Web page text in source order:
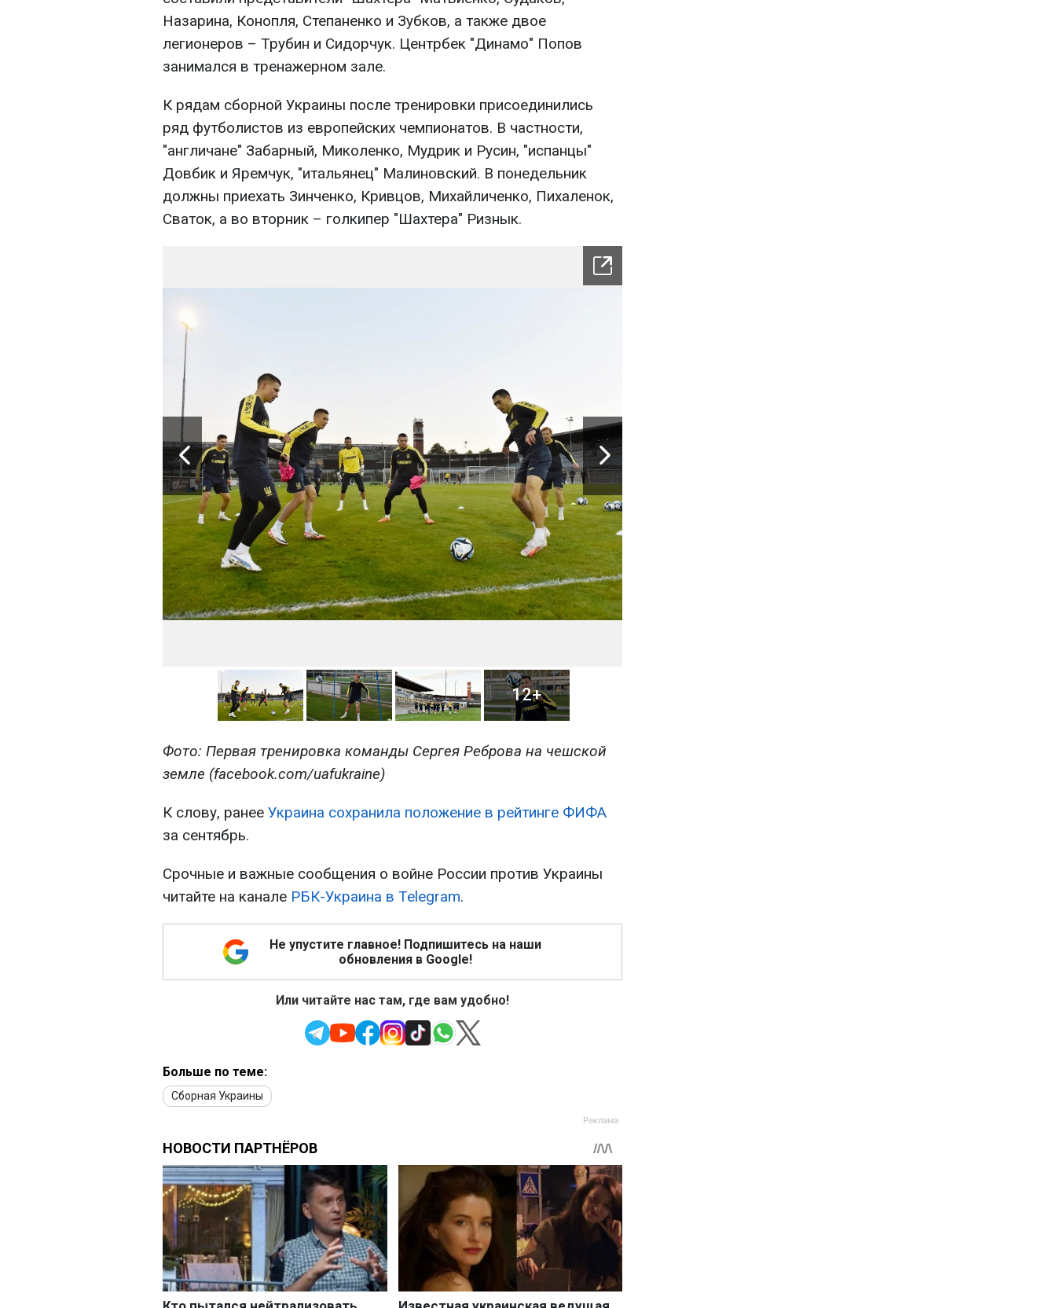
Назарина, Конопля, Степаненко и Зубков, а также двое
легионеров – Трубин и Сидорчук. Центрбек "Динамо" Попов
занимался в тренажерном зале.
К рядам сборной Украины после тренировки присоединились
ряд футболистов из европейских чемпионатов. В частности,
"англичане" Забарный, Миколенко, Мудрик и Русин, "испанцы"
Довбик и Яремчук, "итальянец" Малиновский. В понедельник
должны приехать Зинченко, Кривцов, Михайличенко, Пихаленок,
Сваток, а во вторник – голкипер "Шахтера" Ризнык.
12+
Фото: Первая тренировка команды Сергея Реброва на чешской
земле (facebook.com/uafukraine)
К слову, ранее Украина сохранила положение в рейтинге ФИФА
за сентябрь.
Срочные и важные сообщения о войне России против Украины
читайте на канале РБК-Украина в Telegram.
Не упустите главное! Подпишитесь на наши
обновления в Google!
Или читайте нас там, где вам удобно!
Больше по теме:
Сборная Украины